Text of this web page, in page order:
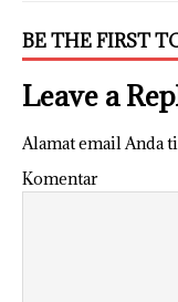
BE THE FIRST
Leave a
Alamat email Anda
Komentar